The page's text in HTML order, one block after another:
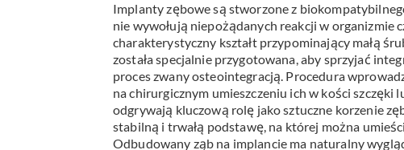
Implanty zębowe są stworzone z
nie wywołują niepożądanych reakcji w organizmie
charakterystyczny kształt przypominający małą
została specjalnie przygotowana, aby sprzyjać
proces zwany osteointegracją. Procedura
na chirurgicznym umieszczeniu ich w kości szczęki
odgrywają kluczową rolę jako sztuczne korzenie
stabilną i trwałą podstawę, na której można
Odbudowany ząb na implancie ma naturalny